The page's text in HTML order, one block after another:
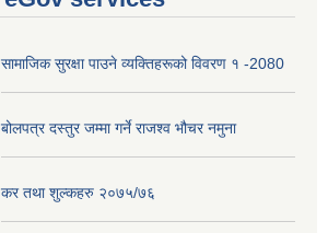
सामाजिक सुरक्षा पाउने व्यक्तिहरूको विवरण १ -2080
बोलपत्र दस्तुर जम्मा गर्ने राजश्व भौचर नमुना
कर तथा शुल्कहरु २०७५/७६